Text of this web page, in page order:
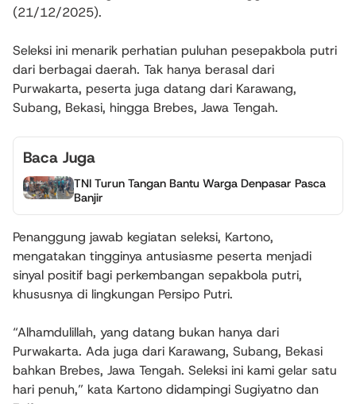
(21/12/2025).
Seleksi ini menarik perhatian puluhan pesepakbola putri
dari berbagai daerah. Tak hanya berasal dari
Purwakarta, peserta juga datang dari Karawang,
Subang, Bekasi, hingga Brebes, Jawa Tengah.
Baca Juga
TNI Turun Tangan Bantu Warga Denpasar Pasca
Banjir
Penanggung jawab kegiatan seleksi, Kartono,
mengatakan tingginya antusiasme peserta menjadi
sinyal positif bagi perkembangan sepakbola putri,
khususnya di lingkungan Persipo Putri.
“Alhamdulillah, yang datang bukan hanya dari
Purwakarta. Ada juga dari Karawang, Subang, Bekasi
bahkan Brebes, Jawa Tengah. Seleksi ini kami gelar satu
hari penuh,” kata Kartono didampingi Sugiyatno dan